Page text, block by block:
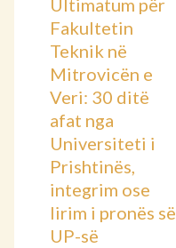
Ultimatum për
Fakultetin
Teknik në
Mitrovicën e
Veri: 30 ditë
afat nga
Universiteti i
Prishtinës,
integrim ose
lirim i pronës së
UP-së